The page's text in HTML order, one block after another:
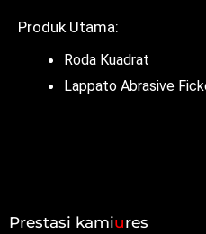
Produk Utama:
Roda Kuadrat
Lappato Abrasive
Prestasi kamiures